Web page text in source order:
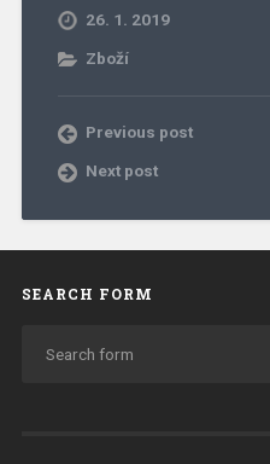
26. 1. 2019
Zboží
Previous post
Next post
SEARCH FORM